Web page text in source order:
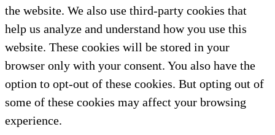
the website. We also use third-party cookies that
help us analyze and understand how you use this
website. These cookies will be stored in your
browser only with your consent. You also have the
option to opt-out of these cookies. But opting out of
some of these cookies may affect your browsing
experience.